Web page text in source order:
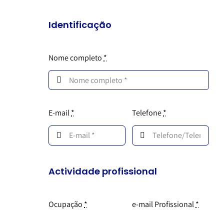
Identificação
Nome completo *
E-mail* Telefone*
Actividade profissional
Ocupação * e-mail Profissional*